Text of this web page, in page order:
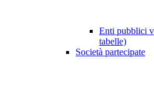
Enti pubblici
tabelle)
Società partecipate